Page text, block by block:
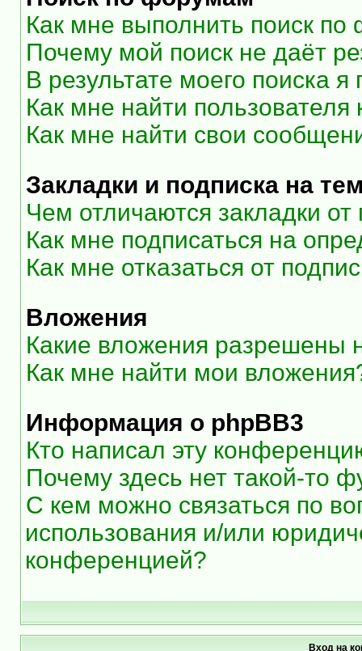
Как мне выполнить поиск
Почему мой поиск не даёт
В результате моего поиска
Как мне найти
Как мне найти свои
Закладки и подписка на
Чем отличаются закладки от
Как мне подписаться на
Как мне отказаться от
Вложения
Какие вложения разрешены
Как мне найти мои
Информация о phpBB3
Кто написал эту
Почему здесь нет такой-то
С кем можно связаться по
использования и/или
конференцией?
Вход на